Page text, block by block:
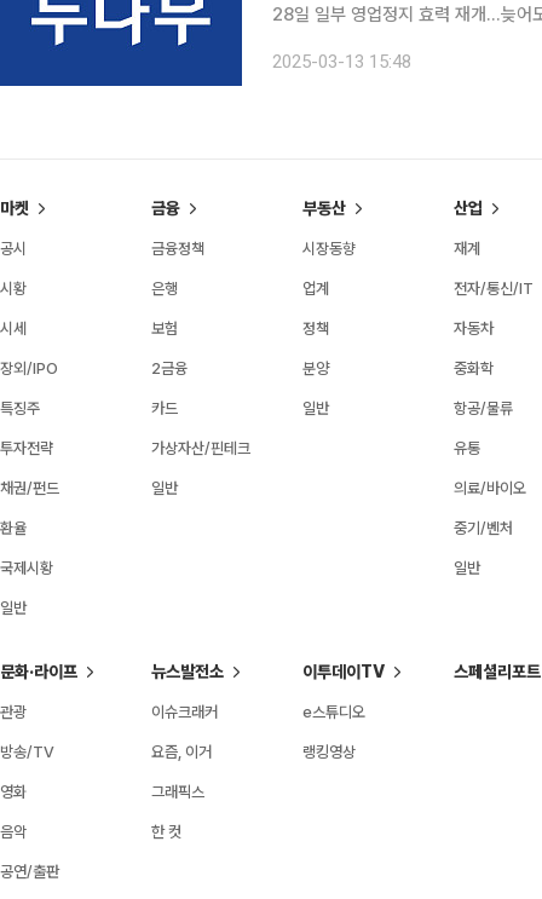
28일 일부 영업정지 효력 재개…늦어
일이 진행됐다. 28일 자정부터 업비
2025-03-13 15:48
마켓
공시
시황
시세
장외/IPO
특징주
투자전략
채권/펀드
환율
국제시황
일반
금융
금융정책
은행
보험
2금융
카드
가상자산/핀테크
일반
부동산
시장동향
업계
정책
분양
일반
산업
재계
전자/통신/IT
자동차
중화학
항공/물류
유통
의료/바이오
중기/벤처
일반
문화·라이프
관광
방송/TV
영화
음악
공연/출판
뉴스발전소
이슈크래커
요즘, 이거
그래픽스
한 컷
이투데이TV
e스튜디오
랭킹영상
스페셜리포트